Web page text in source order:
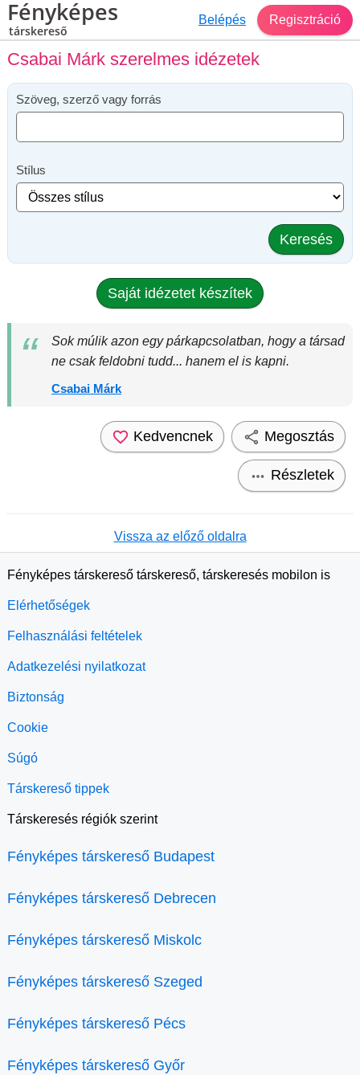
Fényképes
társkereső
Belépés Regisztráció
Csabai Márk szerelmes idézetek
Szöveg, szerző vagy forrás
Stílus
Keresés
Saját idézetet készítek
Sok múlik azon egy párkapcsolatban, hogy a társad
ne csak feldobni tudd... hanem el is kapni.
Csabai Márk
Kedvencnek Megosztás
Részletek
Vissza az előző oldalra
Fényképes társkereső társkereső, társkeresés mobilon is
Elérhetőségek
Felhasználási feltételek
Adatkezelési nyilatkozat
Biztonság
Cookie
Súgó
Társkereső tippek
Társkeresés régiók szerint
Fényképes társkereső Budapest
Fényképes társkereső Debrecen
Fényképes társkereső Miskolc
Fényképes társkereső Szeged
Fényképes társkereső Pécs
Fényképes társkereső Győr